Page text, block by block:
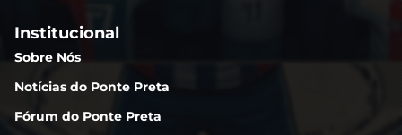
Institucional
Sobre Nós
Notícias do Ponte Preta
Fórum do Ponte Preta